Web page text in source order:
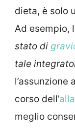
dieta, è solo
Ad esempio,
stato di
tale
l’assunzione
corso dell’
meglio